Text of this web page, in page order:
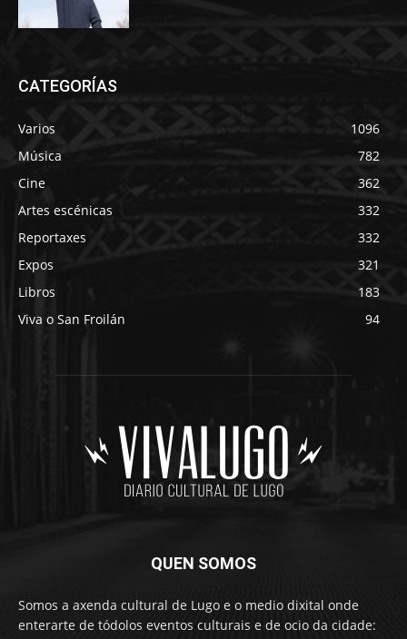
CATEGORÍAS
Varios
1096
Música
782
Cine
362
Artes escénicas
332
Reportaxes
332
Expos
321
Libros
183
Viva o San Froilán
94
QUEN SOMOS
Somos a axenda cultural de Lugo e o medio dixital onde
enterarte de tódolos eventos culturais e de ocio da cidade: